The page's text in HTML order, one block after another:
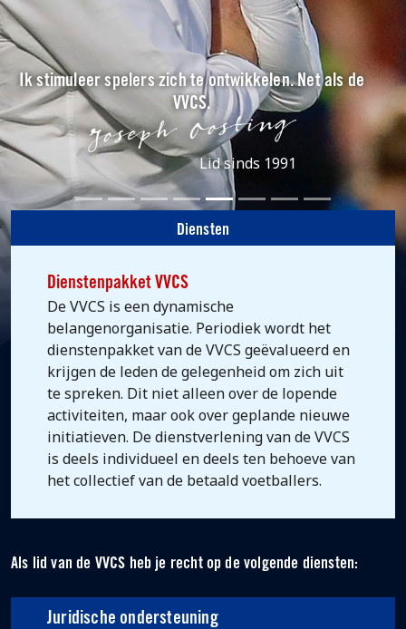
Ik stimuleer spelers zich te ontwikkelen. Net als de
VVCS.
Lid sinds 1991
Diensten
Dienstenpakket VVCS
De VVCS is een dynamische
belangenorganisatie. Periodiek wordt het
dienstenpakket van de VVCS geëvalueerd en
krijgen de leden de gelegenheid om zich uit
te spreken. Dit niet alleen over de lopende
activiteiten, maar ook over geplande nieuwe
initiatieven. De dienstverlening van de VVCS
is deels individueel en deels ten behoeve van
het collectief van de betaald voetballers.
Als lid van de VVCS heb je recht op de volgende diensten:
Juridische ondersteuning